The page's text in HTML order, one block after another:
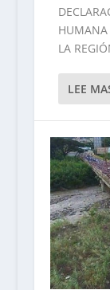
HUMANA
LA
LEE